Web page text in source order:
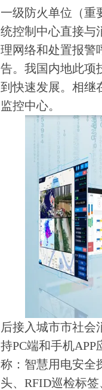
一级防火单位（重
统控制中心直接与
理网络和处置报警
告。我国内地此项
到快速发展。相继
监控中心。
后接入城市市社会
持PC端和手机
称：智慧用电安全
头、RFID巡检标